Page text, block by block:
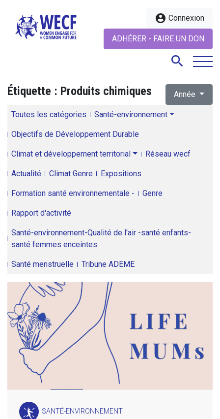
account_circle Connexion
ADHÉRER - FAIRE UN DON
search
Étiquette : Produits chimiques Année
Toutes les catégories Santé-environnement
Objectifs de Développement Durable
Climat et développement territorial Réseau wecf
Actualité Climat Genre Expositions
Formation santé environnementale - Genre
Rapport d'activité
Santé-environnement-Qualité de l'air -santé enfants-
santé femmes enceintes
Santé menstruelle Tribune ADEME
SANTÉ-ENVIRONNEMENT